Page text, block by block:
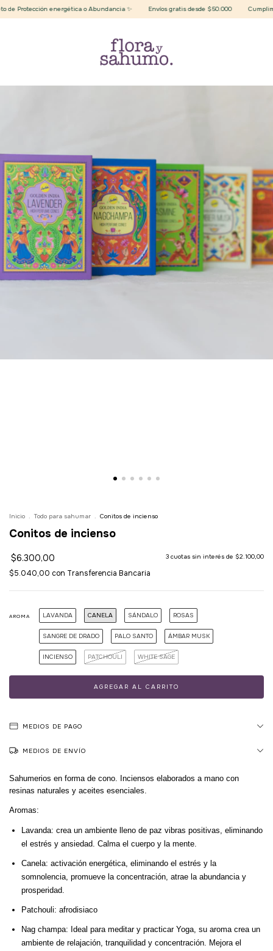
Protección energética o Abundancia ✨ Envíos gratis desde $50.000 Cumplimos
Inicio . Todo para sahumar . Conitos de incienso
Conitos de incienso
$6.300,00 3 cuotas sin interés de $2.100,00
$5.040,00 con Transferencia Bancaria
AROMA LAVANDA CANELA SÁNDALO ROSAS
SANGRE DE DRADO PALO SANTO ÁMBAR MUSK
INCIENSO PATCHOULI WHITE SAGE
MEDIOS DE PAGO
MEDIOS DE ENVÍO
Sahumerios en forma de cono. Inciensos elaborados a mano con
resinas naturales y aceites esenciales.
Aromas:
Lavanda: crea un ambiente lleno de paz vibras positivas, eliminando
el estrés y ansiedad. Calma el cuerpo y la mente.
Canela: activación energética, eliminando el estrés y la
somnolencia, promueve la concentración, atrae la abundancia y
prosperidad.
Patchouli: afrodisiaco
Nag champa: Ideal para meditar y practicar Yoga, su aroma crea un
ambiente de relajación, tranquilidad y concentración. Mejora el